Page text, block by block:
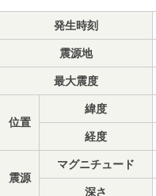
発生時刻
震源地
最大震度
位置
緯度
経度
震源
マグニチュード
深さ